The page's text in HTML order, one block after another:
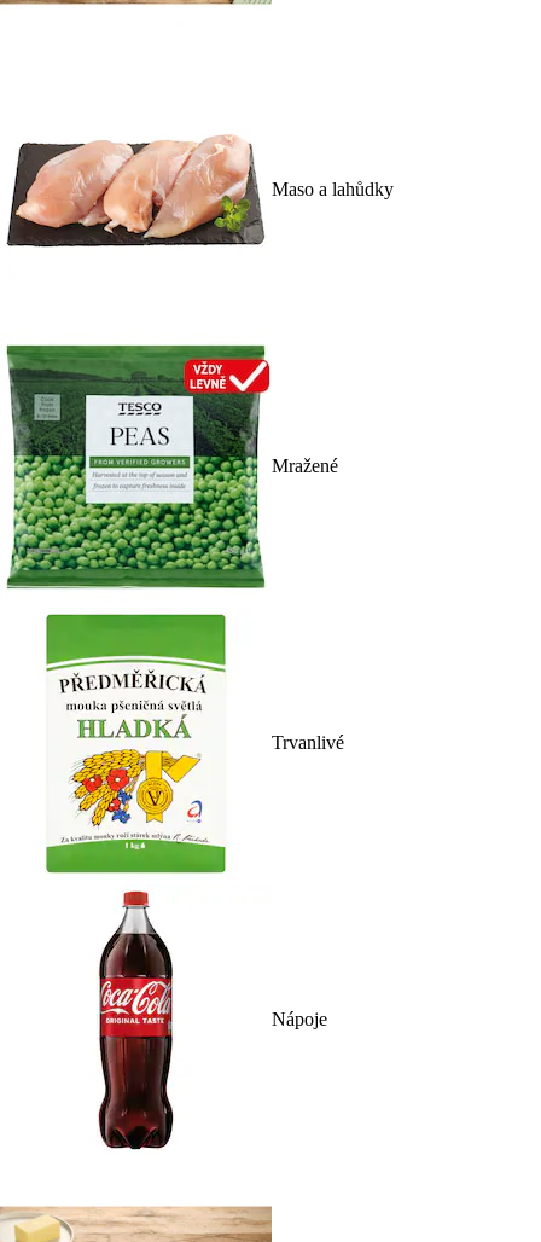
Maso a lahůdky
Mražené
Trvanlivé
Nápoje